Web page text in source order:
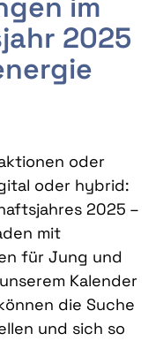
2025
oder
oder hybrid:
2025 –
mit
für Jung und
Kalender
die Suche
und sich so